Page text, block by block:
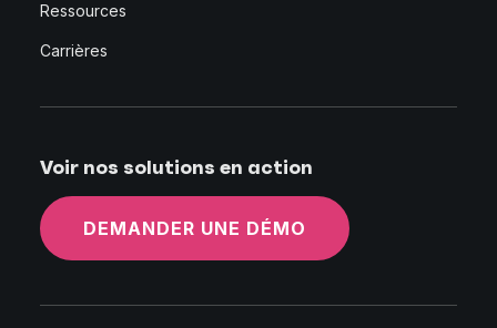
Ressources
Carrières
Voir nos solutions en action
DEMANDER UNE DÉMO